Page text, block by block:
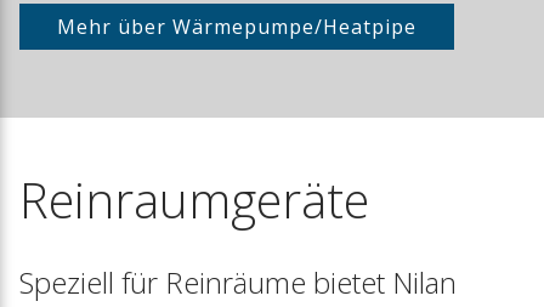
Mehr über Wärmepumpe/Heatpipe
Reinraumgeräte
Speziell für Reinräume bietet Nilan